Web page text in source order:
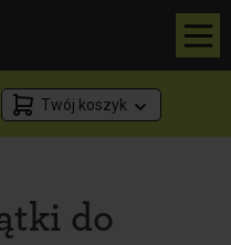
Twój koszyk
do